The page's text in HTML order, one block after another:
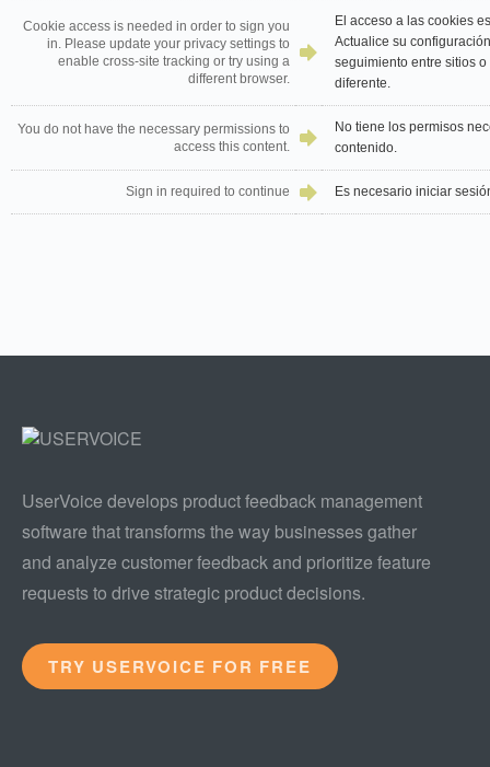
Cookie access is needed in order to sign you
in. Please update your privacy settings to
enable cross-site tracking or try using a
different browser.
El acceso a las cookies
Actualice su
seguimiento entre sitios
diferente.
You do not have the necessary permissions to
access this content.
No tiene los permisos
contenido.
Sign in required to continue Es necesario iniciar
UserVoice develops product feedback management
software that transforms the way businesses gather
and analyze customer feedback and prioritize feature
requests to drive strategic product decisions.
TRY USERVOICE FOR FREE